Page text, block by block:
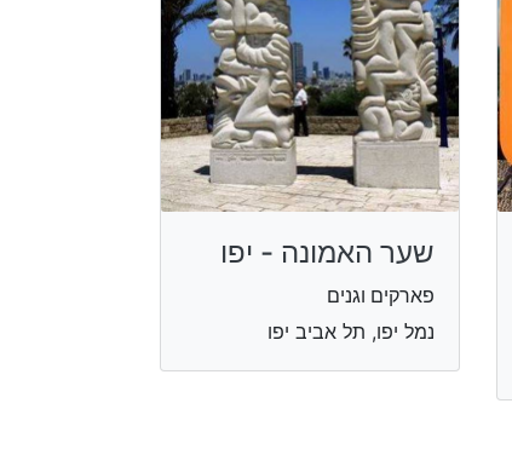
שער האמונה - יפו
פארקים וגנים
נמל יפו, תל אביב יפו